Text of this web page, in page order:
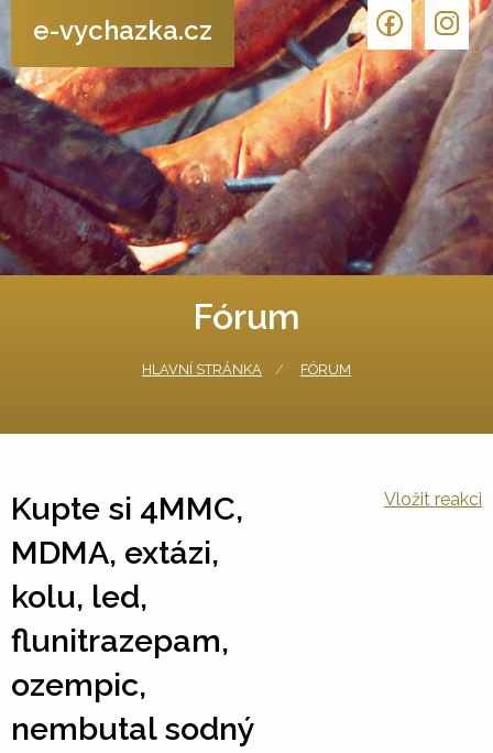
e-vychazka.cz
Fórum
HLAVNÍ STRÁNKA FÓRUM
Kupte si 4MMC,
MDMA, extázi,
kolu, led,
flunitrazepam,
ozempic,
nembutal sodný
Vložit reakci